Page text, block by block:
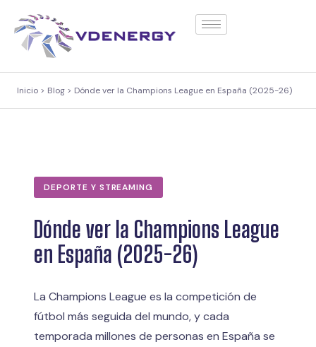
Inicio > Blog > Dónde ver la Champions League en España (2025-26)
DEPORTE Y STREAMING
Dónde ver la Champions League
en España (2025-26)
La Champions League es la competición de
fútbol más seguida del mundo, y cada
temporada millones de personas en España se